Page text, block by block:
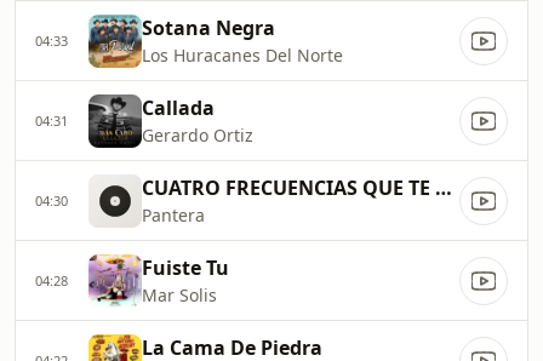
04:33 Sotana Negra
Los Huracanes Del Norte
04:31 Callada
Gerardo Ortiz
04:30 CUATRO FRECUENCIAS QUE TE SIGU
Pantera
04:28 Fuiste Tu
Mar Solis
La Cama De Piedra